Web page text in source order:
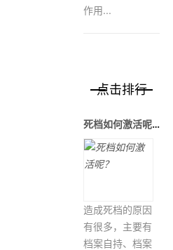
作用...
点击排行
死档如何激活呢？
造成死档的原因
有很多，主要有
档案自持、档案